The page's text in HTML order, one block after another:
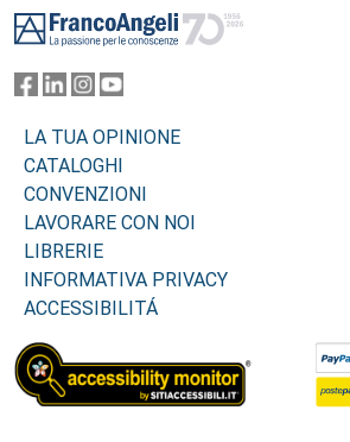
LA TUA OPINIONE
CATALOGHI
CONVENZIONI
LAVORARE CON NOI
LIBRERIE
INFORMATIVA PRIVACY
ACCESSIBILITÁ